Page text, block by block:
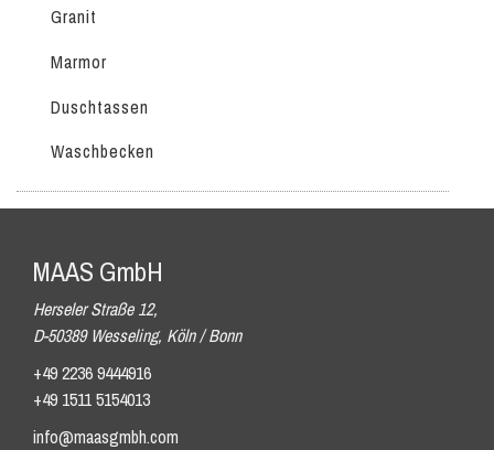
Granit
Marmor
Duschtassen
Waschbecken
MAAS GmbH
Herseler Straße 12,
D-50389 Wesseling, Köln / Bonn
+49 2236 9444916
+49 1511 5154013
info@maasgmbh.com